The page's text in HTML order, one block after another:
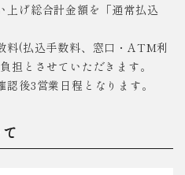
上げ総合計金額を「通常払込
料(払込手数料、窓口・ATM利
担とさせていただきます。
後3営業日程となります。